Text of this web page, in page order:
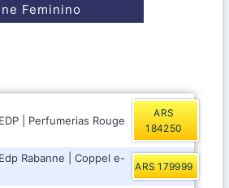
Feminino
| Perfumerias Rouge
ARS
184250
Rabanne | Coppel e-
ARS 179999